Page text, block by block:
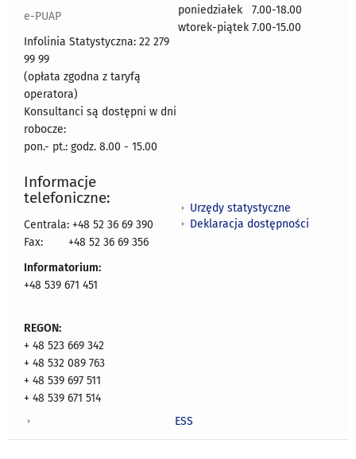
e-PUAP
Infolinia Statystyczna: 22 279
99 99
(opłata zgodna z taryfą
operatora)
Konsultanci są dostępni w dni
robocze:
pon.- pt.: godz. 8.00 - 15.00
poniedziałek 7.00-18.00
wtorek-piątek 7.00-15.00
Informacje
telefoniczne:
Centrala: +48 52 36 69 390
Fax:
+48 52 36 69 356
Informatorium:
+48 539 671 451
REGON:
+ 48 523 669 342
+ 48 532 089 763
+ 48 539 697 511
+ 48 539 671 514
Urzędy statystyczne
Deklaracja dostępności
ESS